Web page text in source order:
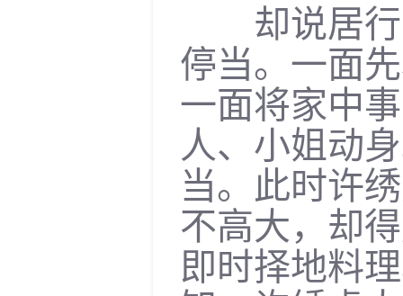
却说居行
停当。一面
一面将家中
人、小姐动
当。此时许
不高大，却
即时择地料